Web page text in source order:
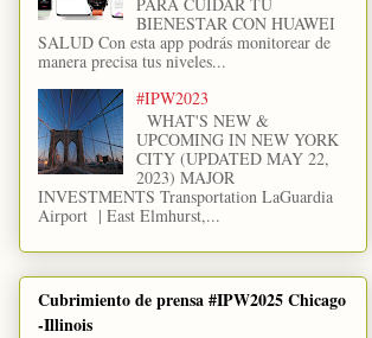
BIENESTAR CON HUAWEI
SALUD Con esta app podrás monitorear de
manera precisa tus niveles...
#IPW2023
WHAT'S NEW &
UPCOMING IN NEW YORK
CITY (UPDATED MAY 22,
2023) MAJOR
INVESTMENTS Transportation LaGuardia
Airport | East Elmhurst,...
Cubrimiento de prensa #IPW2025 Chicago
-Illinois